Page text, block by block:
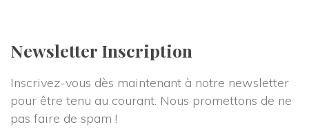
Newsletter Inscription
Inscrivez-vous dès maintenant à notre newsletter
pour être tenu au courant. Nous promettons de ne
pas faire de spam !